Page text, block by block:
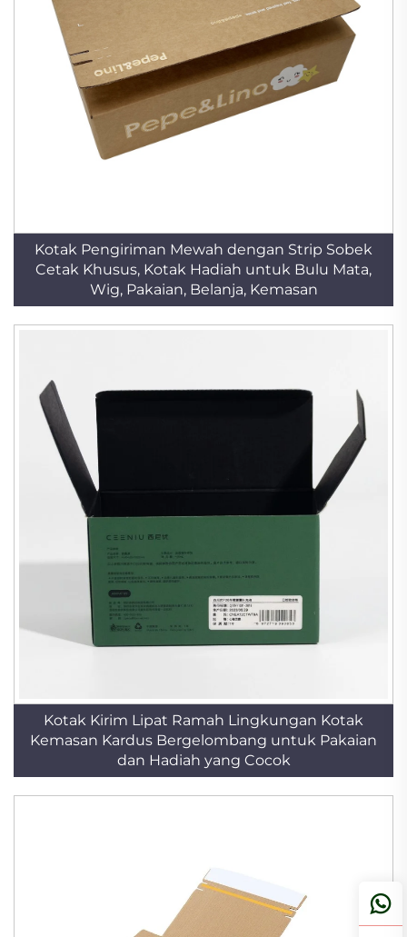
Kotak Pengiriman Mewah dengan Strip Sobek
Cetak Khusus, Kotak Hadiah untuk Bulu Mata,
Wig, Pakaian, Belanja, Kemasan
Kotak Kirim Lipat Ramah Lingkungan Kotak
Kemasan Kardus Bergelombang untuk Pakaian
dan Hadiah yang Cocok